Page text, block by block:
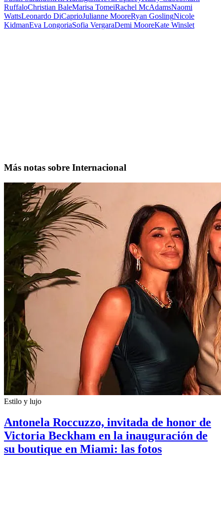
RuffaloChristian BaleMarisa TomeiRachel McAdamsNaomi
WattsLeonardo DiCaprioJulianne MooreRyan GoslingNicole
KidmanEva LongoriaSofia VergaraDemi MooreKate Winslet
Más notas sobre Internacional
Estilo y lujo
Antonela Roccuzzo, invitada de honor de
Victoria Beckham en la inauguración de
su boutique en Miami: las fotos